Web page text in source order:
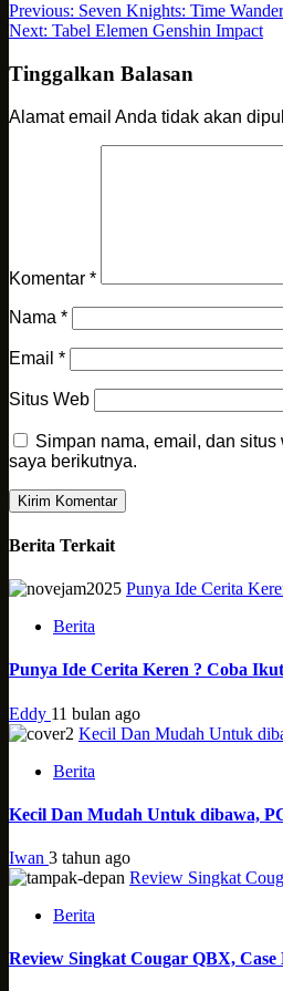
Previous: Seven Knights: Time
Next: Tabel Elemen Genshin Impact
Tinggalkan Balasan
Alamat email Anda tidak akan
Komentar *
Nama *
Email *
Situs Web
Simpan nama, email, dan
saya berikutnya.
Berita Terkait
Punya Ide Cerita
Berita
Punya Ide Cerita Keren ? Coba
Eddy 11 bulan ago
Kecil Dan Mudah Untuk
Berita
Kecil Dan Mudah Untuk dibawa,
Iwan 3 tahun ago
Review Singkat
Berita
Review Singkat Cougar QBX,